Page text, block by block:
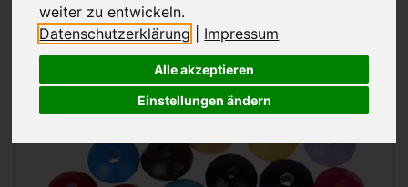
weiter zu entwickeln.
Datenschutzerklärung
Impressum
Alle akzeptieren
Einstellungen ändern